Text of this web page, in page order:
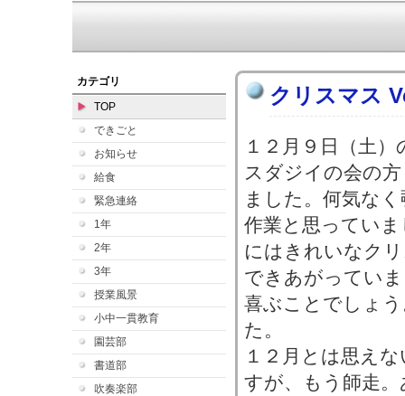
カテゴリ
TOP
できごと
お知らせ
給食
緊急連絡
1年
2年
3年
授業風景
小中一貫教育
園芸部
書道部
吹奏楽部
クリスマス
１２月９日（土
スダジイの会の
ました。何気な
作業と思ってい
にはきれいなク
できあがってい
喜ぶことでしょ
た。
１２月とは思え
すが、もう師走